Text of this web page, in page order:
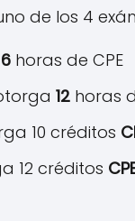
de los 4
6 horas de CPE
12 horas
10 créditos
12 créditos